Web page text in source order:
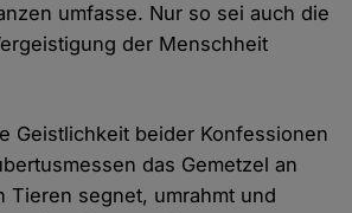
umfasse. Nur so sei auch die
der Menschheit
Geistlichkeit beider Konfessionen
das Gemetzel an
Tieren segnet, umrahmt und